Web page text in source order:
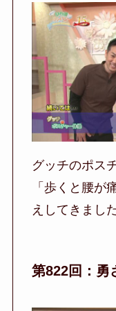
グッチのポス
「歩くと腰が
えしてきました
第822回：勇